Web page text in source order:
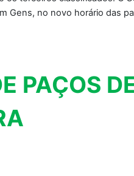
Gens, no novo horário das
PAÇOS